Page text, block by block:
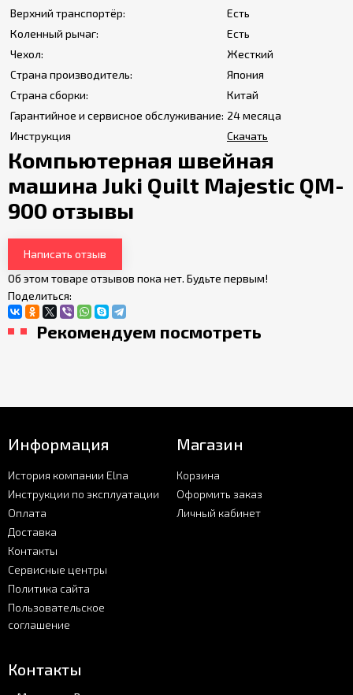
Верхний транспортёр:
Есть
Коленный рычаг:
Есть
Чехол:
Жесткий
Страна производитель:
Япония
Страна сборки:
Китай
Гарантийное и сервисное обслуживание: 24 месяца
Инструкция
Скачать
Компьютерная швейная
машина Juki Quilt Majestic QM-
900 отзывы
Написать отзыв
Об этом товаре отзывов пока нет. Будьте первым!
Поделиться:
Рекомендуем посмотреть
Информация
История компании Elna
Инструкции по эксплуатации
Оплата
Доставка
Контакты
Сервисные центры
Политика сайта
Пользовательское
соглашение
Магазин
Корзина
Оформить заказ
Личный кабинет
Контакты